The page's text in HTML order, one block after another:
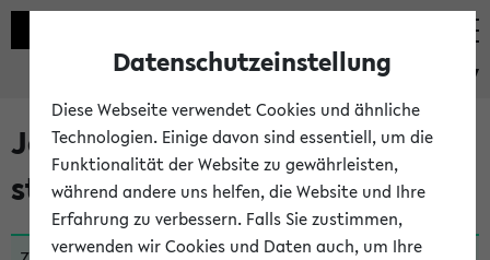
eKVV
Jetzt und in Kürze
stattfindende Veranstaltungen
Datenschutzeinstellung
Diese Webseite verwendet Cookies und ähnliche
Technologien. Einige davon sind essentiell, um die
Funktionalität der Website zu gewährleisten,
während andere uns helfen, die Website und Ihre
Erfahrung zu verbessern. Falls Sie zustimmen,
verwenden wir Cookies und Daten auch, um Ihre